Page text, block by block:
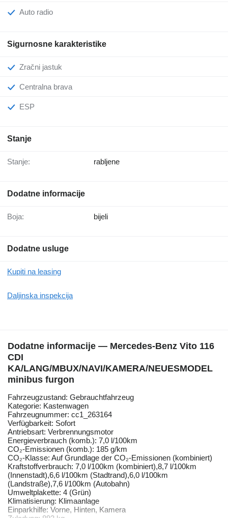
Auto radio
Sigurnosne karakteristike
Zračni jastuk
Centralna brava
ESP
Stanje
Stanje: rabljene
Dodatne informacije
Boja: bijeli
Dodatne usluge
Kupiti na leasing
Daljinska inspekcija
Dodatne informacije — Mercedes-Benz Vito 116
CDI
KA/LANG/MBUX/NAVI/KAMERA/NEUESMODEL
minibus furgon
Fahrzeugzustand: Gebrauchtfahrzeug
Kategorie: Kastenwagen
Fahrzeugnummer: cc1_263164
Verfügbarkeit: Sofort
Antriebsart: Verbrennungsmotor
Energieverbrauch (komb.): 7,0 l/100km
CO₂-Emissionen (komb.): 185 g/km
CO₂-Klasse: Auf Grundlage der CO₂-Emissionen (kombiniert)
Kraftstoffverbrauch: 7,0 l/100km (kombiniert),8,7 l/100km
(Innenstadt),6,6 l/100km (Stadtrand),6,0 l/100km
(Landstraße),7,6 l/100km (Autobahn)
Umweltplakette: 4 (Grün)
Klimatisierung: Klimaanlage
Einparkhilfe: Vorne, Hinten, Kamera